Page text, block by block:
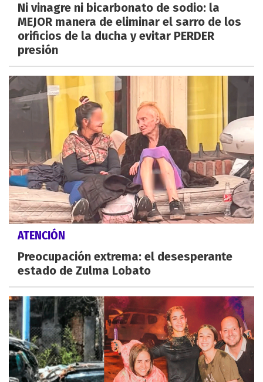
Ni vinagre ni bicarbonato de sodio: la
MEJOR manera de eliminar el sarro de los
orificios de la ducha y evitar PERDER
presión
ATENCIÓN
Preocupación extrema: el desesperante
estado de Zulma Lobato